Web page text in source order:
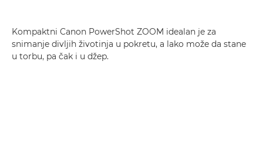
Kompaktni Canon PowerShot ZOOM idealan je za
snimanje divljih životinja u pokretu, a lako može da stane
u torbu, pa čak i u džep.